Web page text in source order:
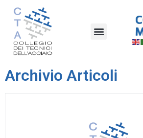
Archivio Articoli